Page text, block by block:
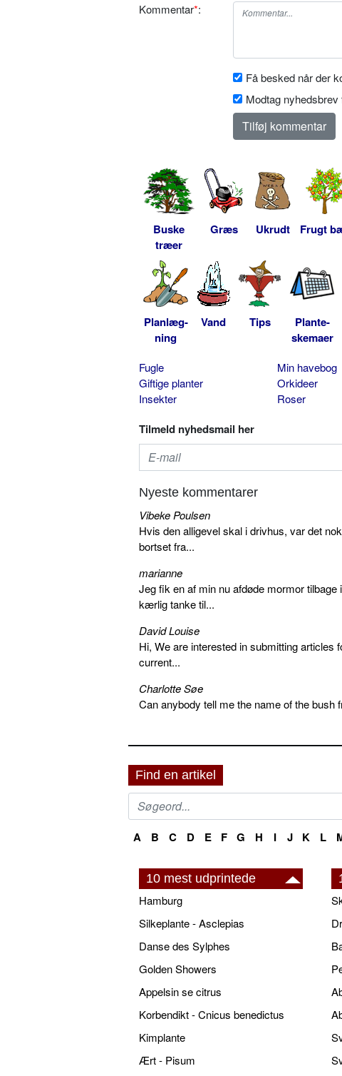
Kommentar*:
Få besked når der
Modtag
Buske
træer
Græs Ukrudt Frugt
Planlæg-
ning
Vand Tips
Plante-
skemaer
Fugle
Giftige planter
Insekter
Min havebog
Orkideer
Roser
Tilmeld nyhedsmail her
Nyeste kommentarer
Vibeke Poulsen
Hvis den alligevel skal i drivhus, var det
bortset fra...
marianne
Jeg fik en af min nu afdøde mormor
kærlig tanke til...
David Louise
Hi, We are interested in submitting articles
current...
Charlotte Søe
Can anybody tell me the name of the
Find en artikel
A B C D E F G H I J K L
10 mest udprintede
Hamburg
Silkeplante - Asclepias
Danse des Sylphes
Golden Showers
Appelsin se citrus
Korbendikt - Cnicus benedictus
Kimplante
Ært - Pisum